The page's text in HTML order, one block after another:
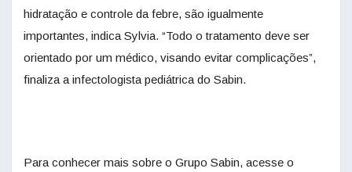
hidratação e controle da febre, são igualmente
importantes, indica Sylvia. “Todo o tratamento deve ser
orientado por um médico, visando evitar complicações”,
finaliza a infectologista pediátrica do Sabin.
Para conhecer mais sobre o Grupo Sabin, acesse o